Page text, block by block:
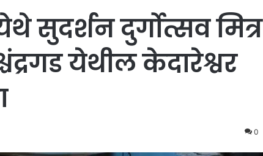
सुदर्शन दुर्गोत्सव मित्र
येथील केदारेश्वर
0